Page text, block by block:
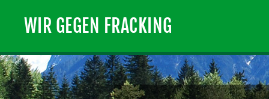
WIR GEGEN FRACKING